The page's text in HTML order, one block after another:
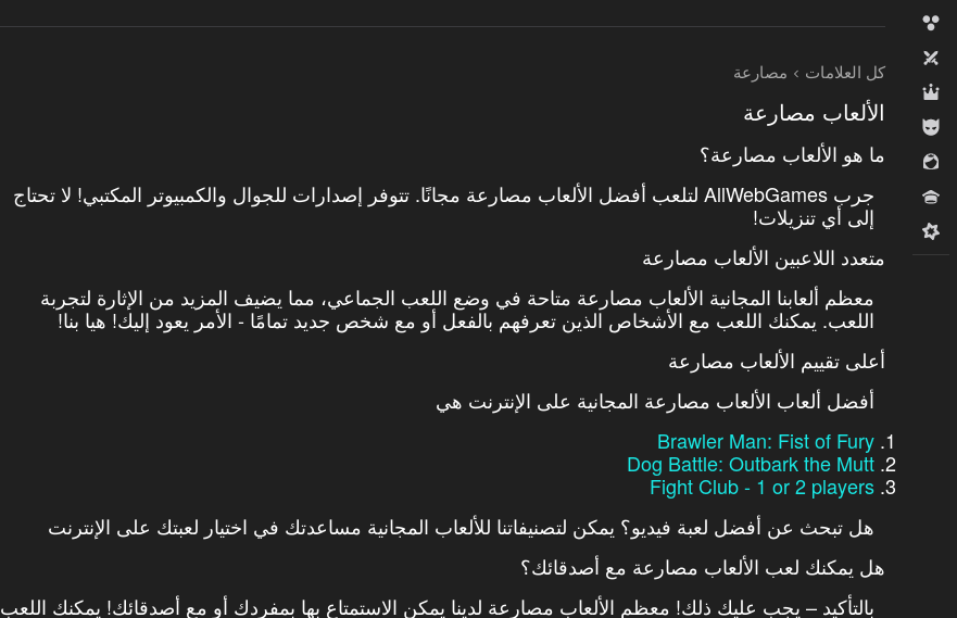
قاذفات الفقاعات
للأولاد
للبنات
مسابقات
ميدكور
كل العلامات مصارعة
الألعاب مصارعة
ما هو الألعاب مصارعة؟
جرب AllWebGames لتلعب أفضل الألعاب مصارعة مجانًا. تتوفر إصدارات للجوال والكمبيوتر المكتبي! لا تحتاج
إلى أي تنزيلات!
متعدد اللاعبين الألعاب مصارعة
معظم ألعابنا المجانية الألعاب مصارعة متاحة في وضع اللعب الجماعي، مما يضيف المزيد من الإثارة لتجربة
اللعب. يمكنك اللعب مع الأشخاص الذين تعرفهم بالفعل أو مع شخص جديد تمامًا - الأمر يعود إليك! هيا بنا!
أعلى تقييم الألعاب مصارعة
أفضل ألعاب الألعاب مصارعة المجانية على الإنترنت هي
Brawler Man: Fist of Fury
Dog Battle: Outbark the Mutt
Fight Club - 1 or 2 players
هل تبحث عن أفضل لعبة فيديو؟ يمكن لتصنيفاتنا للألعاب المجانية مساعدتك في اختيار لعبتك على الإنترنت
هل يمكنك لعب الألعاب مصارعة مع أصدقائك؟
بالتأكيد – يجب عليك ذلك! معظم الألعاب مصارعة لدينا يمكن الاستمتاع بها بمفردك أو مع أصدقائك! يمكنك اللعب